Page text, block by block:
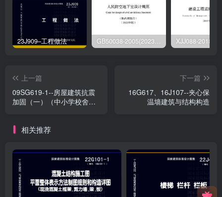
23J909–工程做法 GB50038-2005(2023版)–人民防空地下室设计规范
上一篇
09SG619-1--房屋建筑抗震
加固（一）（中小学校舍抗
下一篇
16G617、16J107--夹心保
温墙建筑与结构构造
相关推荐